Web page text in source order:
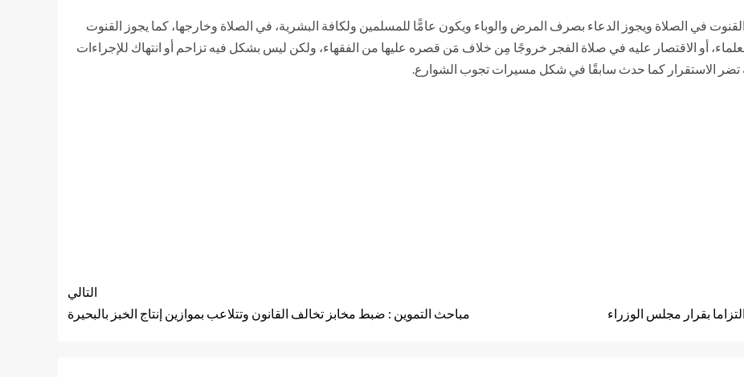
في الصلاة ويجوز الدعاء بصرف المرض والوباء ويكون عامًّا للمسلمين ولكافة البشرية، في الصلاة وخارجها، كما يجوز القنوت
أو الاقتصار عليه في صلاة الفجر خروجًا مِن خلاف مَن قصره عليها من الفقهاء، ولكن ليس بشكل فيه تزاحم أو انتهاك للإجراءات
تضر الاستقرار كما حدث سابقًا في شكل مسيرات تجوب الشوارع.
بقرار مجلس الوزراء
التالي
مباحث التموين : ضبط مخابز تخالف القانون وتتلاعب بموازين إنتاج الخبز بالبحيرة